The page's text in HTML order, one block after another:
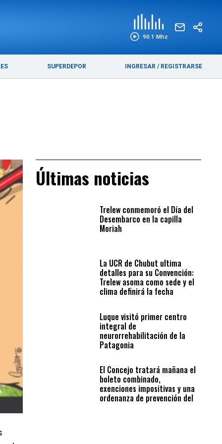
90.1 Mhz
SUPERDEPOR INGRESAR / REGISTRARSE
Últimas noticias
Trelew conmemoró el Día del
Desembarco en la capilla
Moriah
La UCR de Chubut ultima
detalles para su Convención:
Trelew asoma como sede y el
clima definirá la fecha
Luque visitó primer centro
integral de
neurorrehabilitación de la
Patagonia
El Concejo tratará mañana el
boleto combinado,
exenciones impositivas y una
ordenanza de prevención del